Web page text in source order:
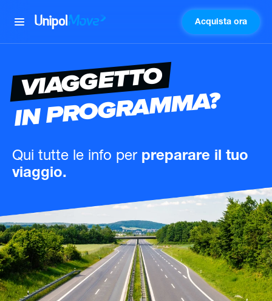
UnipolMove Acquista ora
VIAGGETTO
IN PROGRAMMA?
Qui tutte le info per preparare il tuo
viaggio.